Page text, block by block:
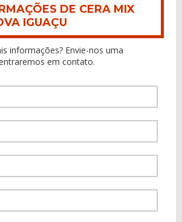
DE CERA MIX
IGUAÇU
informações? Envie-nos uma
em contato.